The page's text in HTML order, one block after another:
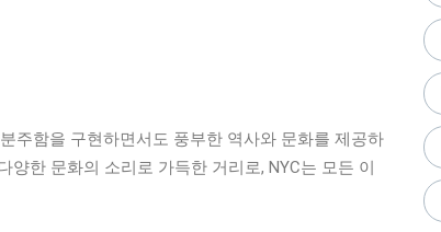
주함을 구현하면서도 풍부한 역사와 문화를 제공하
한 문화의 소리로 가득한 거리로, NYC는 모든 이